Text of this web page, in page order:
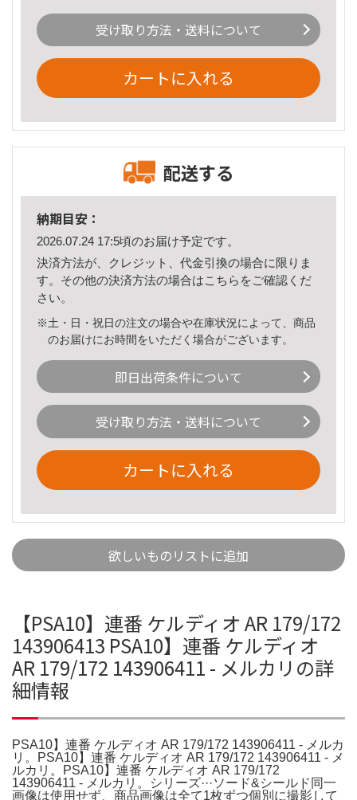
受け取り方法・送料について
カートに入れる
配送する
納期目安：
2026.07.24 17:5頃のお届け予定です。
決済方法が、クレジット、代金引換の場合に限りま
す。その他の決済方法の場合はこちら をご確認くだ
さい。
※土・日・祝日の注文の場合や在庫状況によって、商品
のお届けにお時間をいただく場合がございます。
即日出荷条件について
受け取り方法・送料について
カートに入れる
欲しいものリストに追加
【PSA10】連番 ケルディオ AR 179/172
143906413 PSA10】連番 ケルディオ
AR 179/172 143906411 - メルカリの詳
細情報
PSA10】連番 ケルディオ AR 179/172 143906411 - メルカ
リ。PSA10】連番 ケルディオ AR 179/172 143906411 - メ
ルカリ。PSA10】連番 ケルディオ AR 179/172
143906411 - メルカリ。シリーズ···ソード&シールド同一
画像は使用せず、商品画像は全て1枚ずつ個別に撮影して